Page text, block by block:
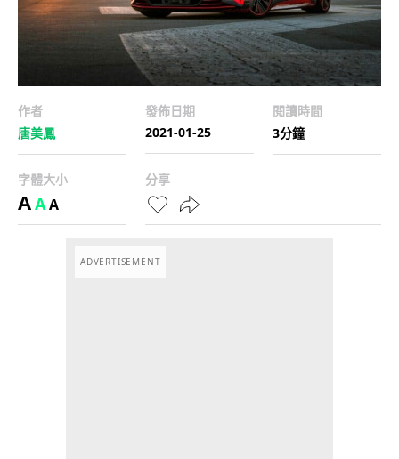
作者
唐美鳳
發佈日期
2021-01-25
閱讀時間
3分鐘
字體大小
AAA
分享
ADVERTISEMENT